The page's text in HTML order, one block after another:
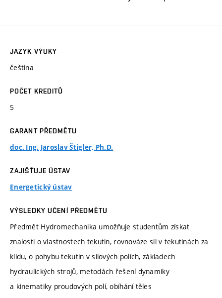
JAZYK VÝUKY
čeština
POČET KREDITŮ
5
GARANT PŘEDMĚTU
doc. Ing. Jaroslav Štigler, Ph.D.
ZAJIŠŤUJE ÚSTAV
Energetický ústav
VÝSLEDKY UČENÍ PŘEDMĚTU
Předmět Hydromechanika umožňuje studentům získat
znalosti o vlastnostech tekutin, rovnováze sil v tekutinách za
klidu, o pohybu tekutin v silových polích, základech
hydraulických strojů, metodách řešení dynamiky
a kinematiky proudových polí, obíhání těles